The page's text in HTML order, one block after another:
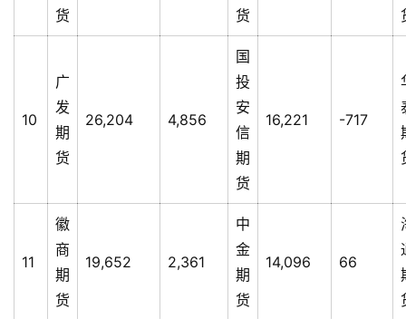
货
货
10
广
发
期
货
26,204 4,856
国
投
安
信
期
货
16,221 -717
11
徽
商
期
货
19,652 2,361
中
金
期
货
14,096 66